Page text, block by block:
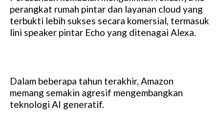
perangkat rumah pintar dan layanan cloud yang
terbukti lebih sukses secara komersial, termasuk
lini speaker pintar Echo yang ditenagai Alexa.
Dalam beberapa tahun terakhir, Amazon
memang semakin agresif mengembangkan
teknologi AI generatif.